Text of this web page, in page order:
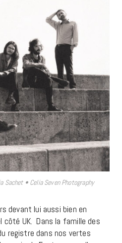
Sachet • Celia Seven Photography
devant lui aussi bien en
UK. Dans la famille des
registre dans nos vertes